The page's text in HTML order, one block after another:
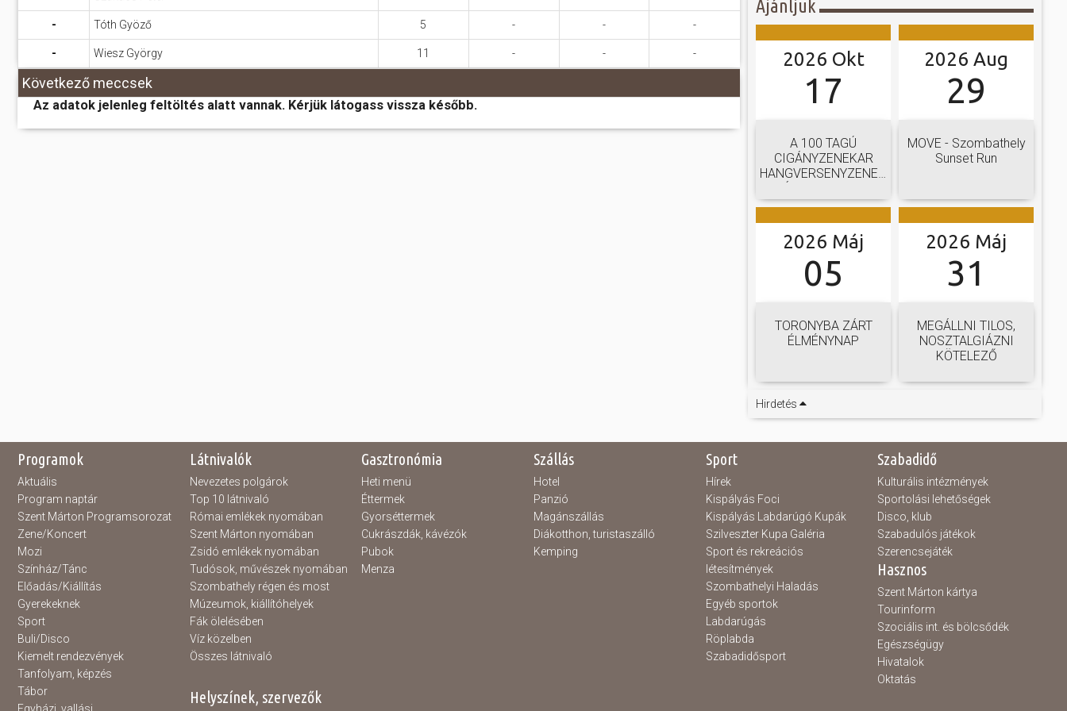
Ajánljuk
2026 Okt
17
A 100 TAGÚ
CIGÁNYZENEKAR
HANGVERSENYZENEKARI
2026 Aug
29
MOVE - Szombathely
Sunset Run
2026 Máj
05
TORONYBA ZÁRT
ÉLMÉNYNAP
2026 Máj
31
MEGÁLLNI TILOS,
NOSZTALGIÁZNI
KÖTELEZŐ
Hirdetés
- Tóth Gyöző 5 - - -
- Wiesz György 11 - - -
Következő meccsek
Az adatok jelenleg feltöltés alatt vannak. Kérjük látogass vissza később.
Programok
Aktuális
Program naptár
Szent Márton Programsorozat
Zene/Koncert
Mozi
Színház/Tánc
Előadás/Kiállítás
Gyerekeknek
Sport
Buli/Disco
Kiemelt rendezvények
Tanfolyam, képzés
Tábor
Látnivalók
Nevezetes polgárok
Top 10 látnivaló
Római emlékek nyomában
Szent Márton nyomában
Zsidó emlékek nyomában
Tudósok, művészek nyomában
Szombathely régen és most
Múzeumok, kiállítóhelyek
Fák ölelésében
Víz közelben
Összes látnivaló
Gasztronómia
Heti menü
Éttermek
Gyorséttermek
Cukrászdák, kávézók
Pubok
Menza
Szállás
Hotel
Panzió
Magánszállás
Diákotthon, turistaszálló
Kemping
Sport
Hírek
Kispályás Foci
Kispályás Labdarúgó Kupák
Szilveszter Kupa Galéria
Sport és rekreációs
létesítmények
Szombathelyi Haladás
Egyéb sportok
Labdarúgás
Röplabda
Szabadidősport
Szabadidő
Kulturális intézmények
Sportolási lehetőségek
Disco, klub
Szabadulós játékok
Szerencsejáték
Hasznos
Szent Márton kártya
Tourinform
Szociális int. és bölcsődék
Egészségügy
Hivatalok
Oktatás
Helyszínek, szervezők